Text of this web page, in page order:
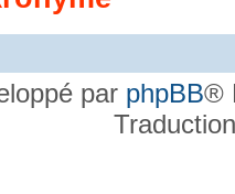
par phpBB®